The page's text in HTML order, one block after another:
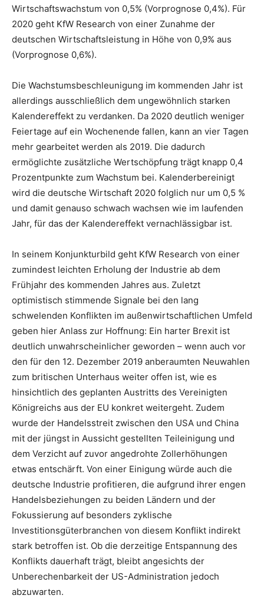
Wirtschaftswachstum von 0,5% (Vorprognose 0,4%). Für
2020 geht KfW Research von einer Zunahme der
deutschen Wirtschaftsleistung in Höhe von 0,9% aus
(Vorprognose 0,6%).
Die Wachstumsbeschleunigung im kommenden Jahr ist
allerdings ausschließlich dem ungewöhnlich starken
Kalendereffekt zu verdanken. Da 2020 deutlich weniger
Feiertage auf ein Wochenende fallen, kann an vier Tagen
mehr gearbeitet werden als 2019. Die dadurch
ermöglichte zusätzliche Wertschöpfung trägt knapp 0,4
Prozentpunkte zum Wachstum bei. Kalenderbereinigt
wird die deutsche Wirtschaft 2020 folglich nur um 0,5 %
und damit genauso schwach wachsen wie im laufenden
Jahr, für das der Kalendereffekt vernachlässigbar ist.
In seinem Konjunkturbild geht KfW Research von einer
zumindest leichten Erholung der Industrie ab dem
Frühjahr des kommenden Jahres aus. Zuletzt
optimistisch stimmende Signale bei den lang
schwelenden Konflikten im außenwirtschaftlichen Umfeld
geben hier Anlass zur Hoffnung: Ein harter Brexit ist
deutlich unwahrscheinlicher geworden – wenn auch vor
den für den 12. Dezember 2019 anberaumten Neuwahlen
zum britischen Unterhaus weiter offen ist, wie es
hinsichtlich des geplanten Austritts des Vereinigten
Königreichs aus der EU konkret weitergeht. Zudem
wurde der Handelsstreit zwischen den USA und China
mit der jüngst in Aussicht gestellten Teileinigung und
dem Verzicht auf zuvor angedrohte Zollerhöhungen
etwas entschärft. Von einer Einigung würde auch die
deutsche Industrie profitieren, die aufgrund ihrer engen
Handelsbeziehungen zu beiden Ländern und der
Fokussierung auf besonders zyklische
Investitionsgüterbranchen von diesem Konflikt indirekt
stark betroffen ist. Ob die derzeitige Entspannung des
Konflikts dauerhaft trägt, bleibt angesichts der
Unberechenbarkeit der US-Administration jedoch
abzuwarten.